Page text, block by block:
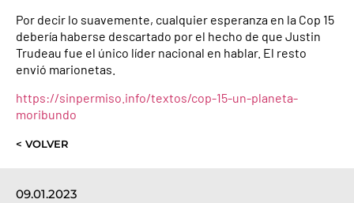
09.01.2023
Por decir lo suavemente, cualquier esperanza en la Cop 15
debería haberse descartado por el hecho de que Justin
Trudeau fue el único líder nacional en hablar. El resto
envió marionetas.
https://sinpermiso.info/textos/cop-15-un-planeta-
moribundo
< VOLVER